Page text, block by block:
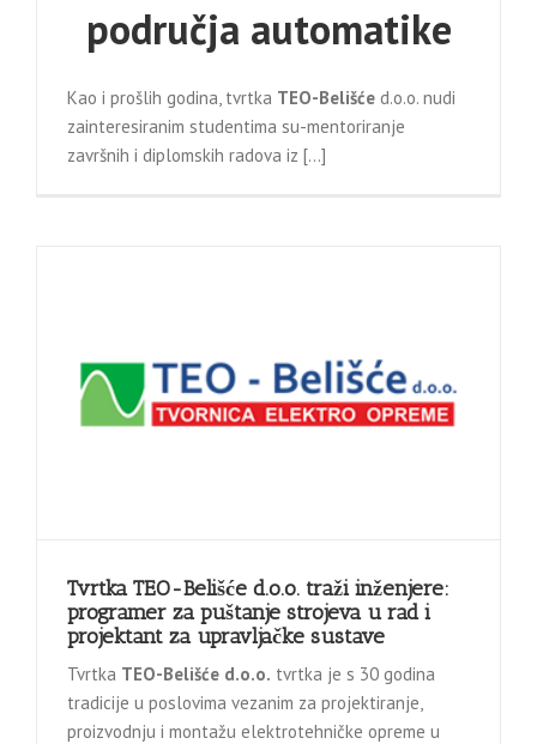
područja automatike
Kao i prošlih godina, tvrtka TEO-Belišće d.o.o. nudi
zainteresiranim studentima su-mentoriranje
završnih i diplomskih radova iz […]
Tvrtka TEO-Belišće d.o.o. traži inženjere:
programer za puštanje strojeva u rad i
projektant za upravljačke sustave
Tvrtka TEO-Belišće d.o.o. tvrtka je s 30 godina
tradicije u poslovima vezanim za projektiranje,
proizvodnju i montažu elektrotehničke opreme u